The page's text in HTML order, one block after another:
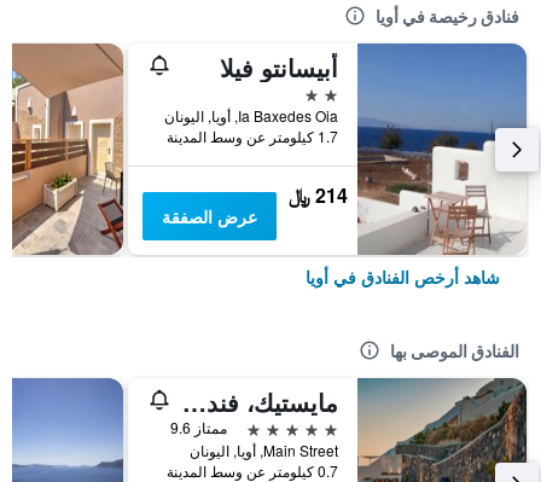
فنادق رخيصة في أويا
أبيسانتو فيلا
2 نجمتين
Ia Baxedes Oia, أويا, اليونان
1.7 كيلومتر عن وسط المدينة
214 ﷼
عرض الصفقة
شاهد أرخص الفنادق في أويا
الفنادق الموصى بها
مايستيك، فندق لكجري كوليكشن، سانتوريني
5 نجوم
ممتاز 9.6
Main Street, أويا, اليونان
0.7 كيلومتر عن وسط المدينة